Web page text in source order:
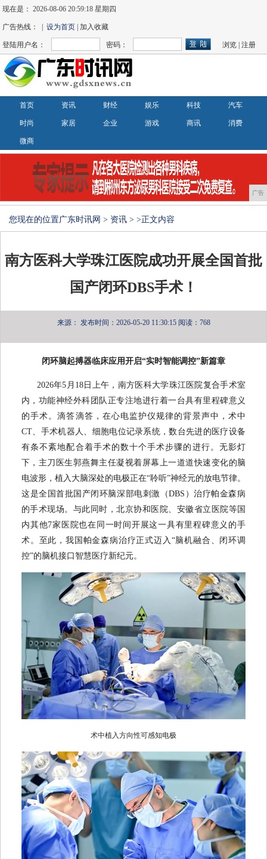
现在是：2026-08-06 20:59:19 星期四
广告热线： |设为首页 | 加入收藏
登陆用户名： 密码： 浏览 |注册
首页 资讯 财经 娱乐 科技 汽车
时尚 家居 企业 游戏 商讯 消费
微商
广告
您现在的位置广东时讯网 > 资讯 > >正文内容
南方医科大学珠江医院成功开展全国首批
国产闭环DBS手术！
来源： 发布时间：2026-05-20 11:30:15 阅读：768
闭环脑起搏器临床应用开启“实时智能调控”新篇章
2026年5月18日上午，南方医科大学珠江医院复合手术室
内，功能神经外科团队正专注地进行着一台具有里程碑意义
的手术。滴答滴答，在心电监护仪规律的背景声中，术中
CT、手术机器人、细胞电位记录系统，数台先进的医疗设备
有条不紊地配合着手术的数十个手术步骤的进行。无影灯
下，主刀医生郭燕舞主任凝视着屏幕上一道道快速变化的脑
电波形，植入大脑深处的电极正在“聆听”神经元的放电节律。
这是全国首批国产闭环脑深部电刺激（DBS）治疗帕金森病
的手术现场。与此同时，北京协和医院、安徽省立医院等国
内其他7家医院也在同一时间开展这一具有里程碑意义的手
术。至此，我国帕金森病治疗正式迈入“脑机融合、闭环调
控”的脑机接口智慧医疗新纪元。
术中植入方向性可感知电极